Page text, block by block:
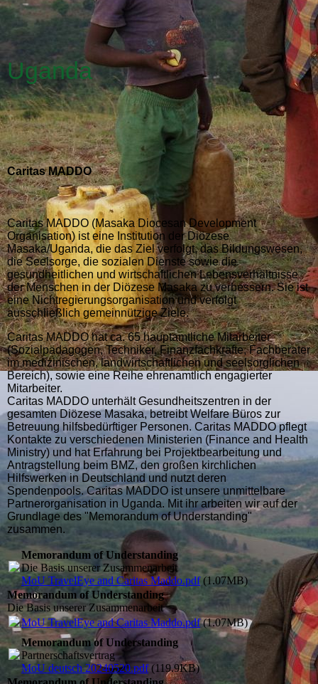
Uganda
Caritas MADDO
Caritas MADDO (Masaka Diocesan Development
Organisation) ist eine Institution der Diözese
Masaka/Uganda, die das Ziel verfolgt, das Bildungswesen,
die Seelsorge, die sozialen Dienste sowie die
gesundheitlichen und wirtschaftlichen Lebensverhältnisse
der Menschen in der Diözese Masaka zu verbessern. Sie ist
eine Nichtregierungsorganisation und verfolgt
ausschließlich gemeinnützige Ziele.
Caritas MADDO hat ca. 65 hauptamtliche Mitarbeiter
(Sozialpädagogen, Techniker, Finanzfachkräfte, Fachberater
im medizinischen, landwirtschaftlichen und seelsorglichen
Bereich), sowie eine Reihe ehrenamtlich engagierter
Mitarbeiter.
Caritas MADDO unterhält Gesundheitszentren in der
gesamten Diözese Masaka, betreibt Welfare Büros zur
Betreuung hilfsbedürftiger Personen. Caritas MADDO pflegt
Kontakte zu verschiedenen Ministerien (Finance and Health
Ministry) und hat Erfahrung bei Projektbearbeitung und
Antragstellung beim BMZ, den großen kirchlichen
Hilfswerken in Deutschland und nutzt deren
Spendenpools.Caritas MADDO ist unsere unmittelbare
Partnerorganisation in Uganda. Mit ihr arbeiten wir auf der
Grundlage des "Memorandum of Understanding"
zusammen.
Memorandum of Understanding
Die Basis unserer Zusammenarbeit
MoU TravelEye and Caritas Maddo.pdf(1.07MB)
Memorandum of Understanding
Die Basis unserer Zusammenarbeit
MoU TravelEye and Caritas Maddo.pdf(1.07MB)
Memorandum of Understanding
Partnerschaftsvertrag
MoU deutsch 20240520.pdf(119.9KB)